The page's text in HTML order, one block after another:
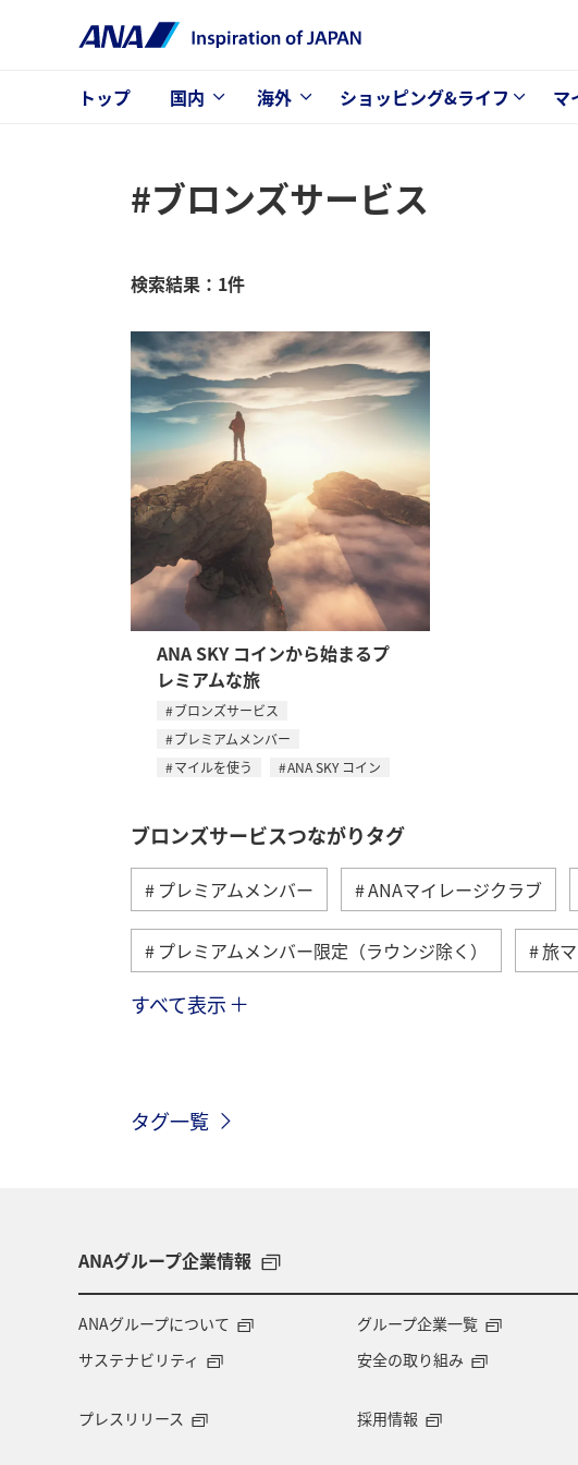
トップ 国内 海外 ショッピング&ライフ マ
#ブロンズサービス
検索結果：1件
ANA SKY コインから始まるプ
レミアムな旅
ブロンズサービス
プレミアムメンバー
マイルを使う
ANA SKY コイン
ブロンズサービスつながりタグ
プレミアムメンバー ANAマイレージクラブ
プレミアムメンバー限定（ラウンジ除く） 旅
旅ナカ
すべて表示
タグ一覧
ANAグループ企業情報
ANAグループについて グループ企業一覧
サステナビリティ
安全の取り組み
プレスリリース
採用情報